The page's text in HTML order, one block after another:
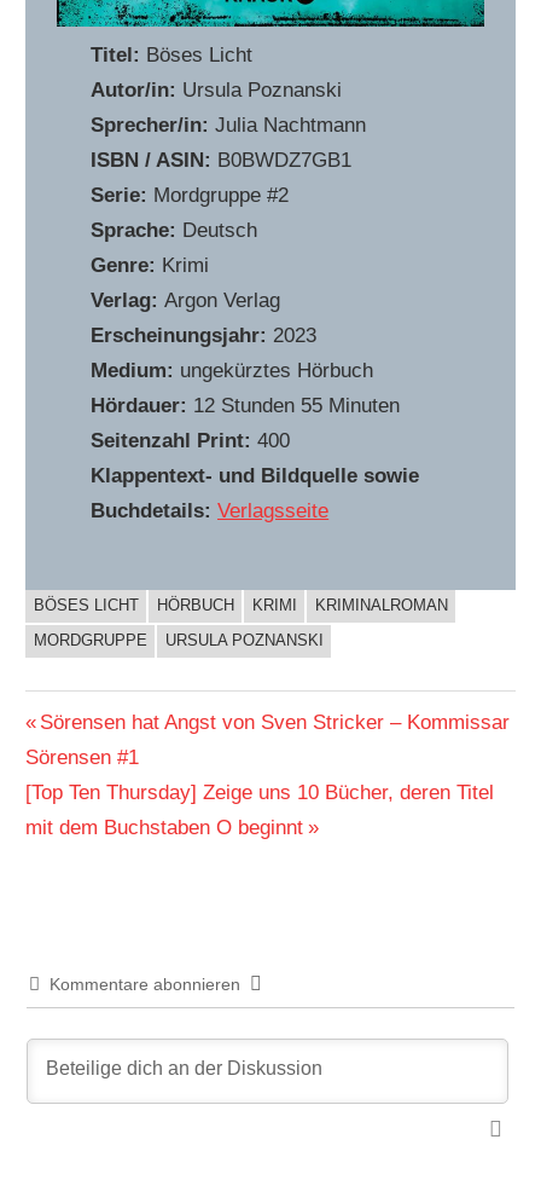
Titel: Böses Licht
Autor/in: Ursula Poznanski
Sprecher/in: Julia Nachtmann
ISBN / ASIN: ‎B0BWDZ7GB1
Serie: Mordgruppe #2
Sprache: Deutsch
Genre: Krimi
Verlag:Argon Verlag
Erscheinungsjahr: 2023
Medium: ungekürztes Hörbuch
Hördauer: 12 Stunden 55 Minuten
Seitenzahl Print: 400
Klappentext- und Bildquelle sowie
Buchdetails: Verlagsseite
BUCHIGES
BÖSES LICHT HÖRBUCH KRIMI
KRIMINALROMAN
MORDGRUPPE
URSULA POZNANSKI
Beitragsnavigation
Vorheriger
Beitrag:
Sörensen hat Angst von Sven Stricker – Kommissar
Sörensen #1
Nächster
Beitrag:
[Top Ten Thursday] Zeige uns 10 Bücher, deren Titel
mit dem Buchstaben O beginnt
Kommentare abonnieren